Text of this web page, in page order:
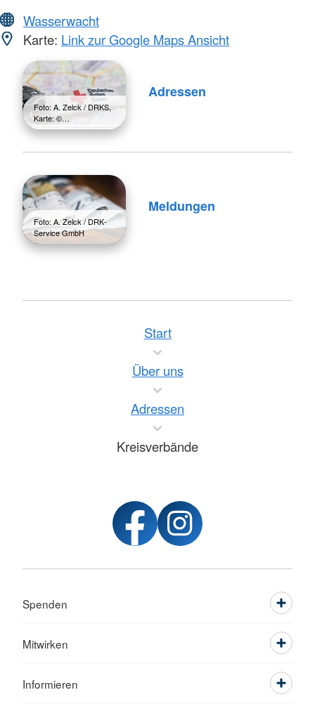
Wasserwacht
Karte: Link zur Google Maps Ansicht
Foto: A. Zelck / DRKS,
Karte: ©…
Adressen
Foto: A. Zelck / DRK-
Service GmbH
Meldungen
Start
Über uns
Adressen
Kreisverbände
Spenden
Mitwirken
Informieren